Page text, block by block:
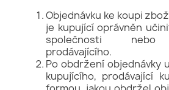
Objednávku ke koupi
je kupující oprávněn
společnosti nebo
prodávajícího.
Po obdržení objednávky
kupujícího, prodávající